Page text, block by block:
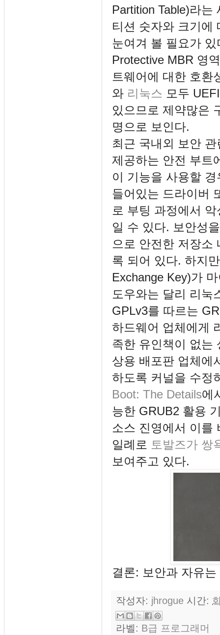
Partition Table)라
티션 숫자와 크기에
눈여겨 볼 필요가
Protective MBR 영
트웨어에 대한 호환
와 리눅스 모두
있으므로 제약많은
명으로 보인다.
최근 국내외 보안
제공하는 안전 부트
이 기능을 사용할
들어있는 드라이버
로 부팅 과정에서
일 수 있다. 보안성
으로 안전한 저장소
록 되어 있다. 하지
Exchange Key)가
도우와는 달리 리눅
GPLv3를 따르는
하드웨어 업체에게
족한 유인책이 없는
상용 배포판 업체에
하도록 커널을 수정
Boot: The Details에
능한 GRUB2 활용
소스 진영에서 이를
일례로 토발즈가 쌍
보여주고 있다.
결론: 보안과 자유
작성자: jhrogue 시간:
라벨: B급 프로그래머